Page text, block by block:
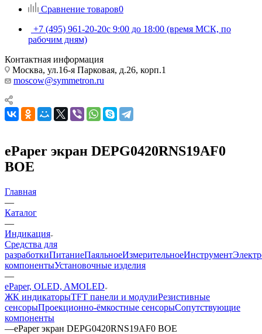
Сравнение товаров0
+7 (495) 961-20-20с 9:00 до 18:00 (время МСК, по
рабочим дням)
Контактная информация
Москва, ул.16-я Парковая, д.26, корп.1
moscow@symmetron.ru
ePaper экран DEPG0420RNS19AF0
BOE
Главная
—
Каталог
—
Индикация
Средства для
разработкиПитаниеПаяльноеИзмерительноеИнструмент
компонентыУстановочные изделия
—
ePaper, OLED, AMOLED
ЖК индикаторыTFT панели и модулиРезистивные
сенсорыПроекционно-ёмкостные сенсорыСопутствующие
компоненты
—ePaper экран DEPG0420RNS19AF0 BOE